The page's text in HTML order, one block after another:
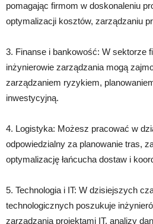
pomagając firmom w doskonaleniu
optymalizacji kosztów, zarządzaniu
3. Finanse i bankowość: W sektorze
inżynierowie zarządzania mogą
zarządzaniem ryzykiem,
inwestycyjną.
4. Logistyka: Możesz pracować w
odpowiedzialny za planowanie tras,
optymalizację łańcucha dostaw i
5. Technologia i IT: W dzisiejszych
technologicznych poszukuje
zarządzania projektami IT, analizy